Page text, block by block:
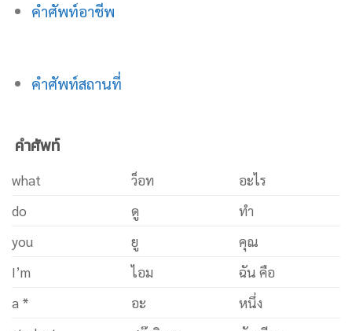
คำศัพท์อาชีพ
คำศัพท์สถานที่
คำศัพท์
what ว็อท
อะไร
do
ดู
ทำ
you
ยู
คุณ
I’m
ไอม
ฉัน คือ
a *
อะ
หนึ่ง